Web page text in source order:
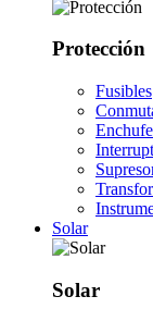
Protección
Fusibles
Solar
Solar